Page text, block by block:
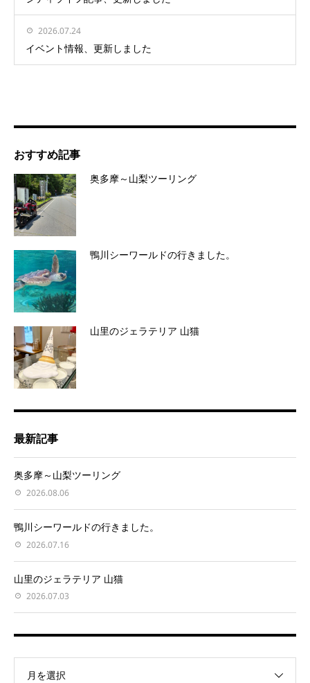
2026.07.24
イベント情報、更新しました
おすすめ記事
奥多摩～山梨ツーリング
鴨川シーワールドの行きました。
山里のジェラテリア 山猫
最新記事
奥多摩～山梨ツーリング
2026.08.06
鴨川シーワールドの行きました。
2026.07.16
山里のジェラテリア 山猫
2026.07.03
月を選択